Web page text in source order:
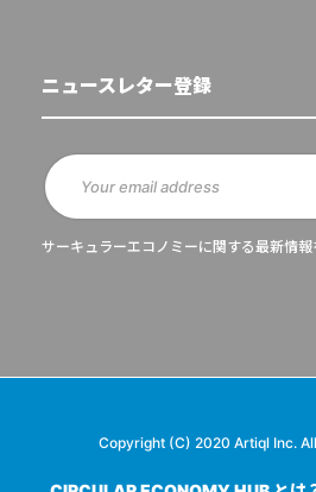
ニュースレター登録
サーキュラーエコノミーに関する最新情報
Copyright (C) 2020 Artiql Inc.